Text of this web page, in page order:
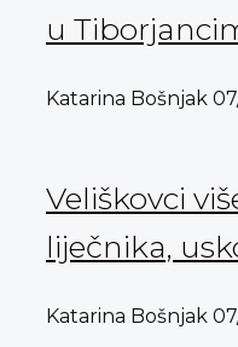
u
Katarina Bošnjak
Veliškovci
liječnika,
Katarina Bošnjak